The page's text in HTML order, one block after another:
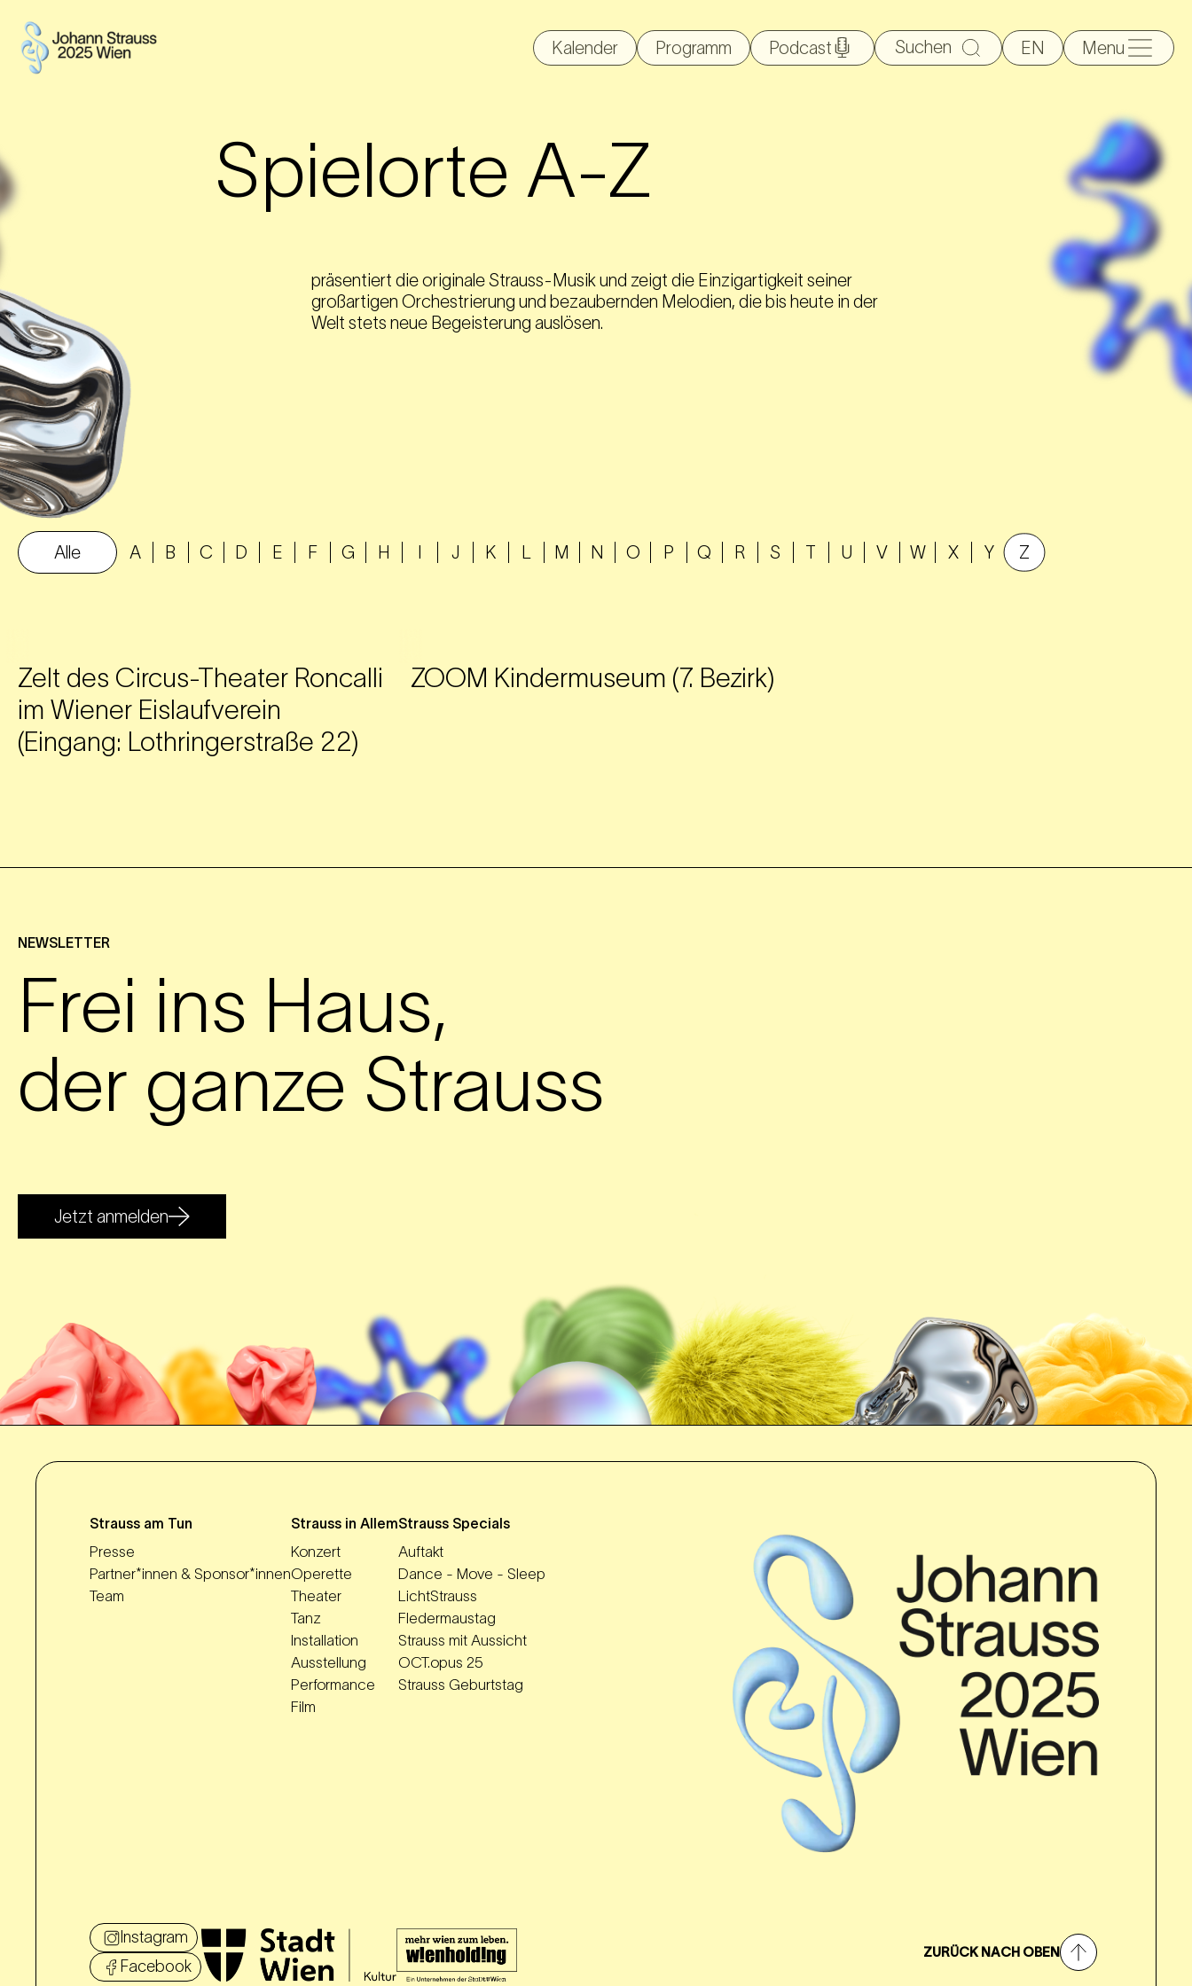
Kalender Programm Podcast
Suche
nach:
EN Menu
Spielorte A-Z
präsentiert die originale Strauss-Musik und zeigt die Einzigartigkeit seiner
großartigen Orchestrierung und bezaubernden Melodien, die bis heute in der
Welt stets neue Begeisterung auslösen.
Alle A B C D E F G H J K L M N O P Q R S T U V W X Y Z
Zelt des Circus-Theater Roncalli
im Wiener Eislaufverein
(Eingang: Lothringerstraße 22)
ZOOM Kindermuseum (7. Bezirk)
NEWSLETTER
Frei ins Haus,
der ganze Strauss
Jetzt anmelden
Strauss am Tun
Presse
Partner*innen & Sponsor*innen
Team
Strauss in Allem
Konzert
Operette
Theater
Tanz
Installation
Ausstellung
Performance
Film
Strauss Specials
Auftakt
Dance - Move - Sleep
LichtStrauss
Fledermaustag
Strauss mit Aussicht
OCT.opus 25
Strauss Geburtstag
Instagram
Facebook
ZURÜCK NACH OBEN